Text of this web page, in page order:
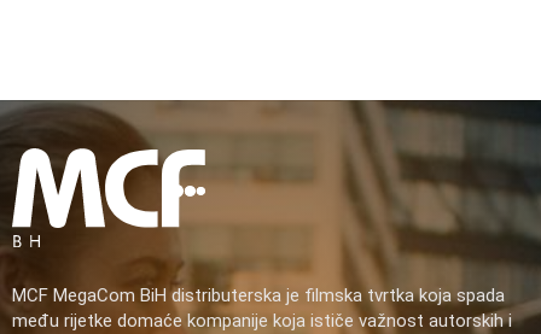
MCF MegaCom BiH distributerska je filmska tvrtka koja spada
među rijetke domaće kompanije koja ističe važnost autorskih i